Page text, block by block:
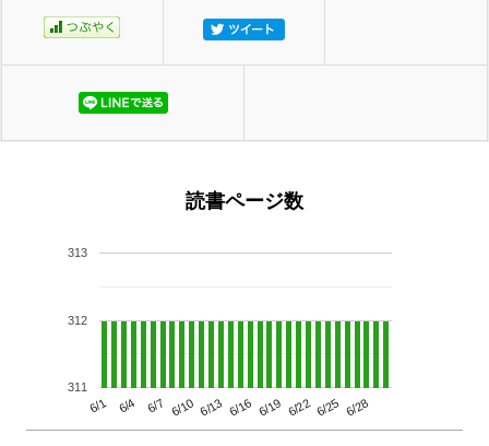
読書ページ数
6/1 6/4 6/7 6/10 6/13 6/16 6/19 6/22 6/25 6/28
311
312
313